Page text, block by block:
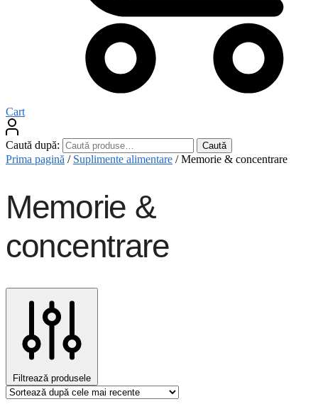
Cart
Caută după: Caută
Prima pagină / Suplimente alimentare /Memorie & concentrare
Memorie &
concentrare
Filtrează produsele